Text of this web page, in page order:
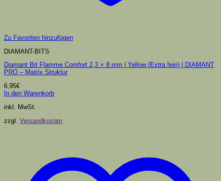
Zu Favoriten hinzufügen
DIAMANT-BITS
Diamant Bit Flamme Comfort 2,3 × 8 mm | Yellow (Extra fein) | DIAMANT
PRO – Matrix Struktur
6,95€
In den Warenkorb
inkl. MwSt.
zzgl. Versandkosten